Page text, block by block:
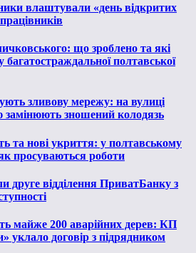
влаштували «день відкритих
що зроблено та які
багатостраждальної полтавської
зливову мережу: на вулиці
замінюють зношений колодязь
та нові укриття: у полтавському
просуваються роботи
друге відділення ПриватБанку з
майже 200 аварійних дерев: КП
уклало договір з підрядником